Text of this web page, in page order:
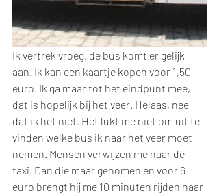
Ik vertrek vroeg, de bus komt er gelijk
aan. Ik kan een kaartje kopen voor 1,50
euro. Ik ga maar tot het eindpunt mee,
dat is hopelijk bij het veer. Helaas, nee
dat is het niet. Het lukt me niet om uit te
vinden welke bus ik naar het veer moet
nemen. Mensen verwijzen me naar de
taxi. Dan die maar genomen en voor 6
euro brengt hij me 10 minuten rijden naar